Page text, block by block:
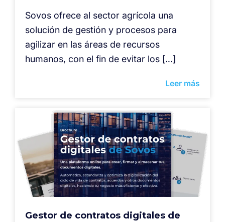
Sovos ofrece al sector agrícola una
solución de gestión y procesos para
agilizar en las áreas de recursos
humanos, con el fin de evitar los […]
Leer más
Gestor de contratos digitales de